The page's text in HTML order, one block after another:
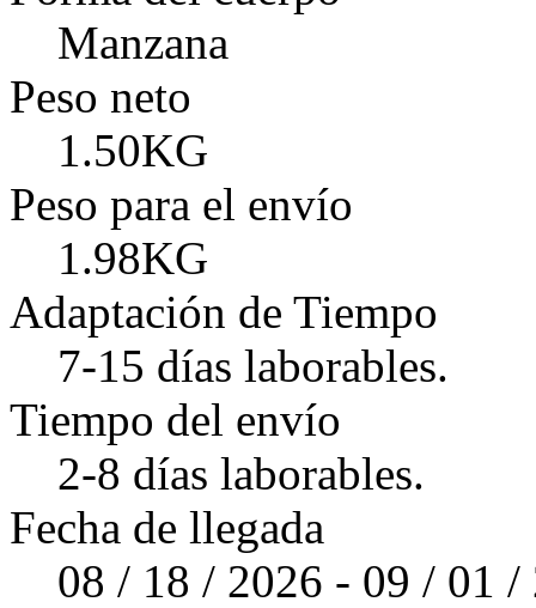
Manzana
Peso neto
1.50KG
Peso para el envío
1.98KG
Adaptación de Tiempo
7-15 días laborables.
Tiempo del envío
2-8 días laborables.
Fecha de llegada
08 / 18 / 2026 - 09 / 01 /